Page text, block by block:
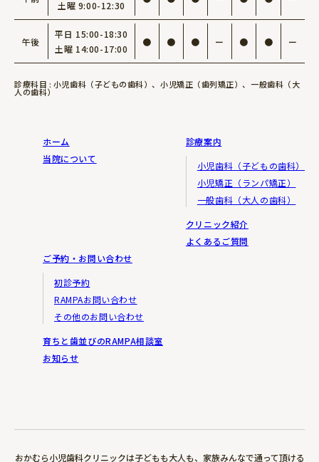
土曜 9:00-12:30
午後
平日 15:00-18:30
土曜 14:00-17:00
● ● ● ー ● ● ー
診療科目 : 小児歯科（子どもの歯科）、小児矯正（歯列矯正）、一般歯科（大
人の歯科）
ホーム
当院について
診療案内
小児歯科（子どもの歯科）
小児矯正（ランパ矯正）
一般歯科（大人の歯科）
クリニック紹介
よくあるご質問
ご予約・お問い合わせ
初診予約
RAMPAお問い合わせ
その他のお問い合わせ
育ちと歯並びのRAMPA相談室
お知らせ
おかむら小児歯科クリニックは子どもも大人も、家族みんなで通って頂ける